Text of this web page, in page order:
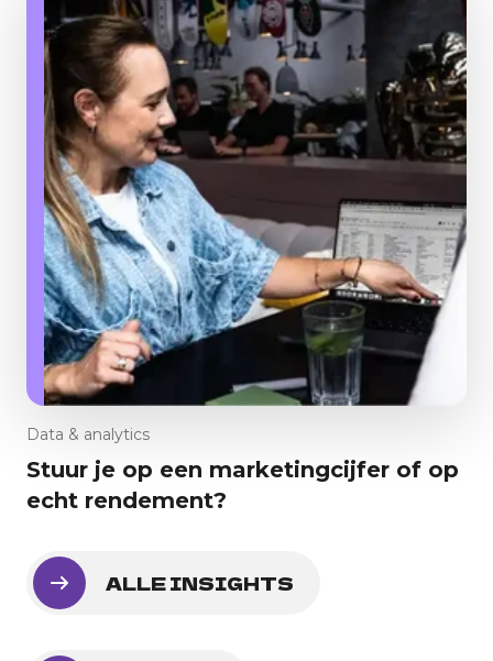
Data & analytics
Stuur je op een marketingcijfer of op
echt rendement?
ALLE INSIGHTS